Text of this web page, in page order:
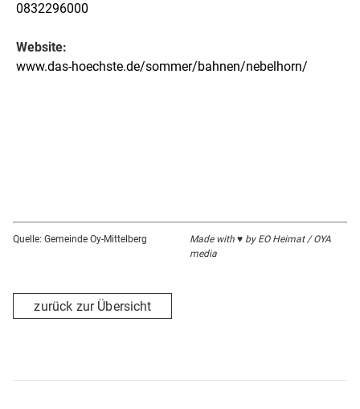
0832296000
Website:
www.das-hoechste.de/sommer/bahnen/nebelhorn/
Quelle: Gemeinde Oy-Mittelberg
Made with ♥ by EO Heimat / OYA
media
zurück zur Übersicht